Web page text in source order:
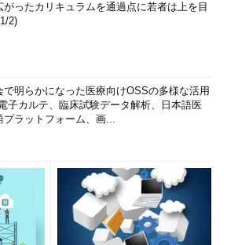
がったカリキュラムを通過点に若者は上を目
2)
で明らかになった医療向けOSSの多様な活用
子カルテ、臨床試験データ解析、日本語医
プラットフォーム、画...